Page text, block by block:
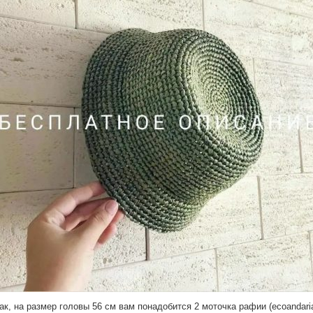
на размер головы 56 см вам понадобится 2 моточка рафии